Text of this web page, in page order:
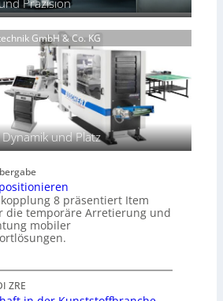
Präzision
GmbH & Co. KG
und Platz
8 präsentiert Item
die temporäre Arretierung und
mobiler
ZRE